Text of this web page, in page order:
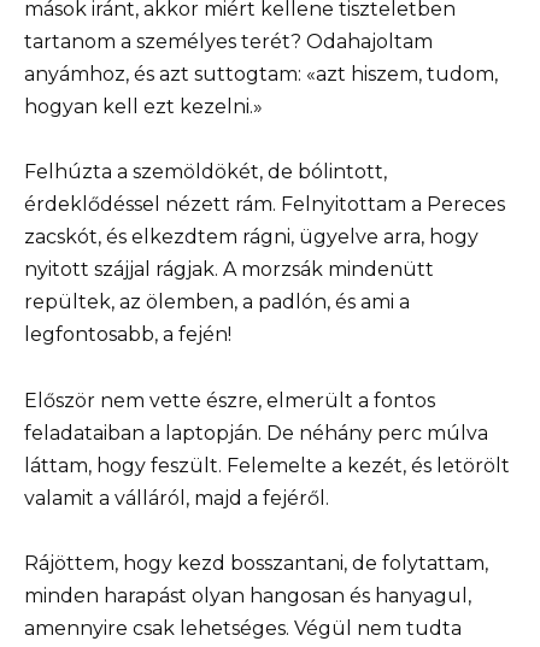
mások iránt, akkor miért kellene tiszteletben
tartanom a személyes terét? Odahajoltam
anyámhoz, és azt suttogtam: «azt hiszem, tudom,
hogyan kell ezt kezelni.»
Felhúzta a szemöldökét, de bólintott,
érdeklődéssel nézett rám. Felnyitottam a Pereces
zacskót, és elkezdtem rágni, ügyelve arra, hogy
nyitott szájjal rágjak. A morzsák mindenütt
repültek, az ölemben, a padlón, és ami a
legfontosabb, a fején!
Először nem vette észre, elmerült a fontos
feladataiban a laptopján. De néhány perc múlva
láttam, hogy feszült. Felemelte a kezét, és letörölt
valamit a válláról, majd a fejéről.
Rájöttem, hogy kezd bosszantani, de folytattam,
minden harapást olyan hangosan és hanyagul,
amennyire csak lehetséges. Végül nem tudta